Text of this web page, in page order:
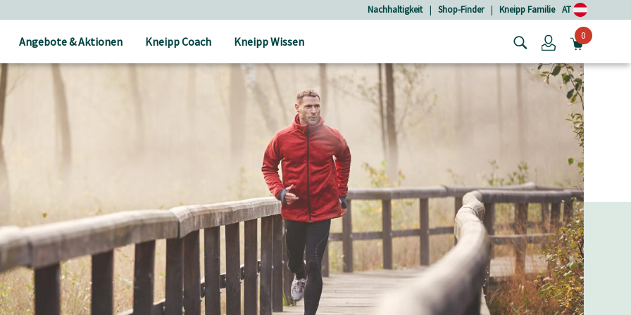
Nachhaltigkeit | Shop-Finder | Kneipp Familie AT
Angebote & Aktionen Kneipp Coach Kneipp Wissen Login0